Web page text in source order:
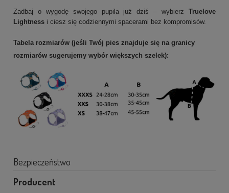
Zadbaj o wygodę swojego pupila już dziś – wybierz Truelove
Lightness i ciesz się codziennymi spacerami bez kompromisów.
Tabela rozmiarów (jeśli Twój pies znajduje się na granicy
rozmiarów sugerujemy wybór większych szelek):
Bezpieczeństwo
Producent